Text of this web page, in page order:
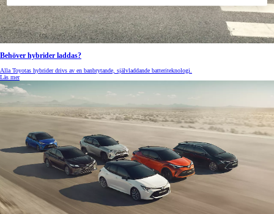
Behöver hybrider laddas?
Alla Toyotas hybrider drivs av en banbrytande, självladdande batteriteknologi.
Läs mer